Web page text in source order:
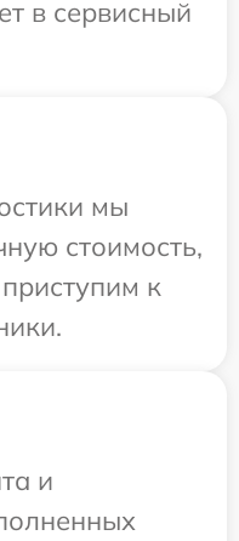
в сервисный
мы
стоимость,
к
и